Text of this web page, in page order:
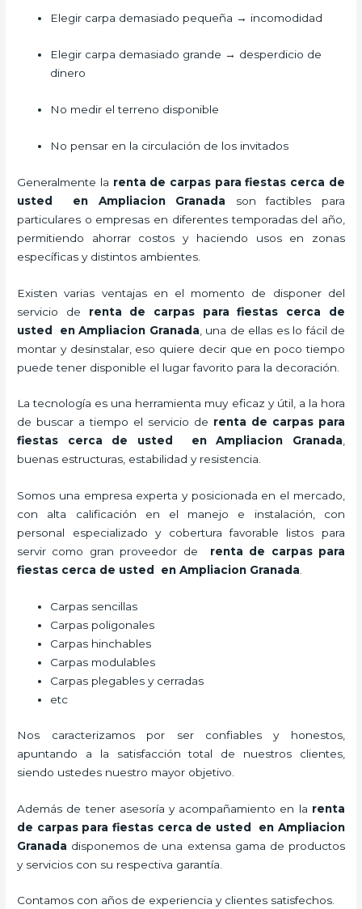
Elegir carpa demasiado pequeña → incomodidad
Elegir carpa demasiado grande → desperdicio de
dinero
No medir el terreno disponible
No pensar en la circulación de los invitados
Generalmente la renta de carpas para fiestas cerca de
usted en Ampliacion Granada son factibles para
particulares o empresas en diferentes temporadas del año,
permitiendo ahorrar costos y haciendo usos en zonas
específicas y distintos ambientes.
Existen varias ventajas en el momento de disponer del
servicio de renta de carpas para fiestas cerca de
usted en Ampliacion Granada , una de ellas es lo fácil de
montar y desinstalar, eso quiere decir que en poco tiempo
puede tener disponible el lugar favorito para la decoración.
La tecnología es una herramienta muy eficaz y útil, a la hora
de buscar a tiempo el servicio de renta de carpas para
fiestas cerca de usted en Ampliacion Granada,
buenas estructuras, estabilidad y resistencia.
Somos una empresa experta y posicionada en el mercado,
con alta calificación en el manejo e instalación, con
personal especializado y cobertura favorable listos para
servir como gran proveedor de renta de carpas para
fiestas cerca de usted en Ampliacion Granada.
Carpas sencillas
Carpas poligonales
Carpas hinchables
Carpas modulables
Carpas plegables y cerradas
etc
Nos caracterizamos por ser confiables y honestos,
apuntando a la satisfacción total de nuestros clientes,
siendo ustedes nuestro mayor objetivo.
Además de tener asesoría y acompañamiento en la renta
de carpas para fiestas cerca de usted en Ampliacion
Granada disponemos de una extensa gama de productos
y servicios con su respectiva garantía.
Contamos con años de experiencia y clientes satisfechos.